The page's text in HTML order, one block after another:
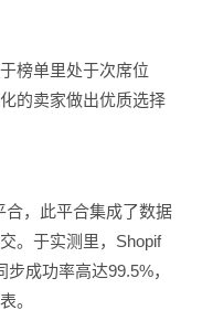
榜单里处于次席位
的卖家做出优质选择
合，此平合集成了数据
。于实测里，Shopif
成功率高达99.5%，
。